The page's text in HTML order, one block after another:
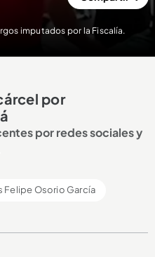
imputados por la Fiscalía.
por
por redes sociales y
Felipe Osorio García